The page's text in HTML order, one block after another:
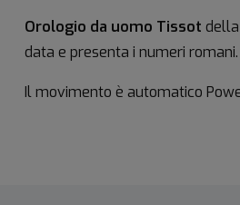
Orologio da uomo Tissot
data e presenta i numeri romani.
Il movimento è automatico